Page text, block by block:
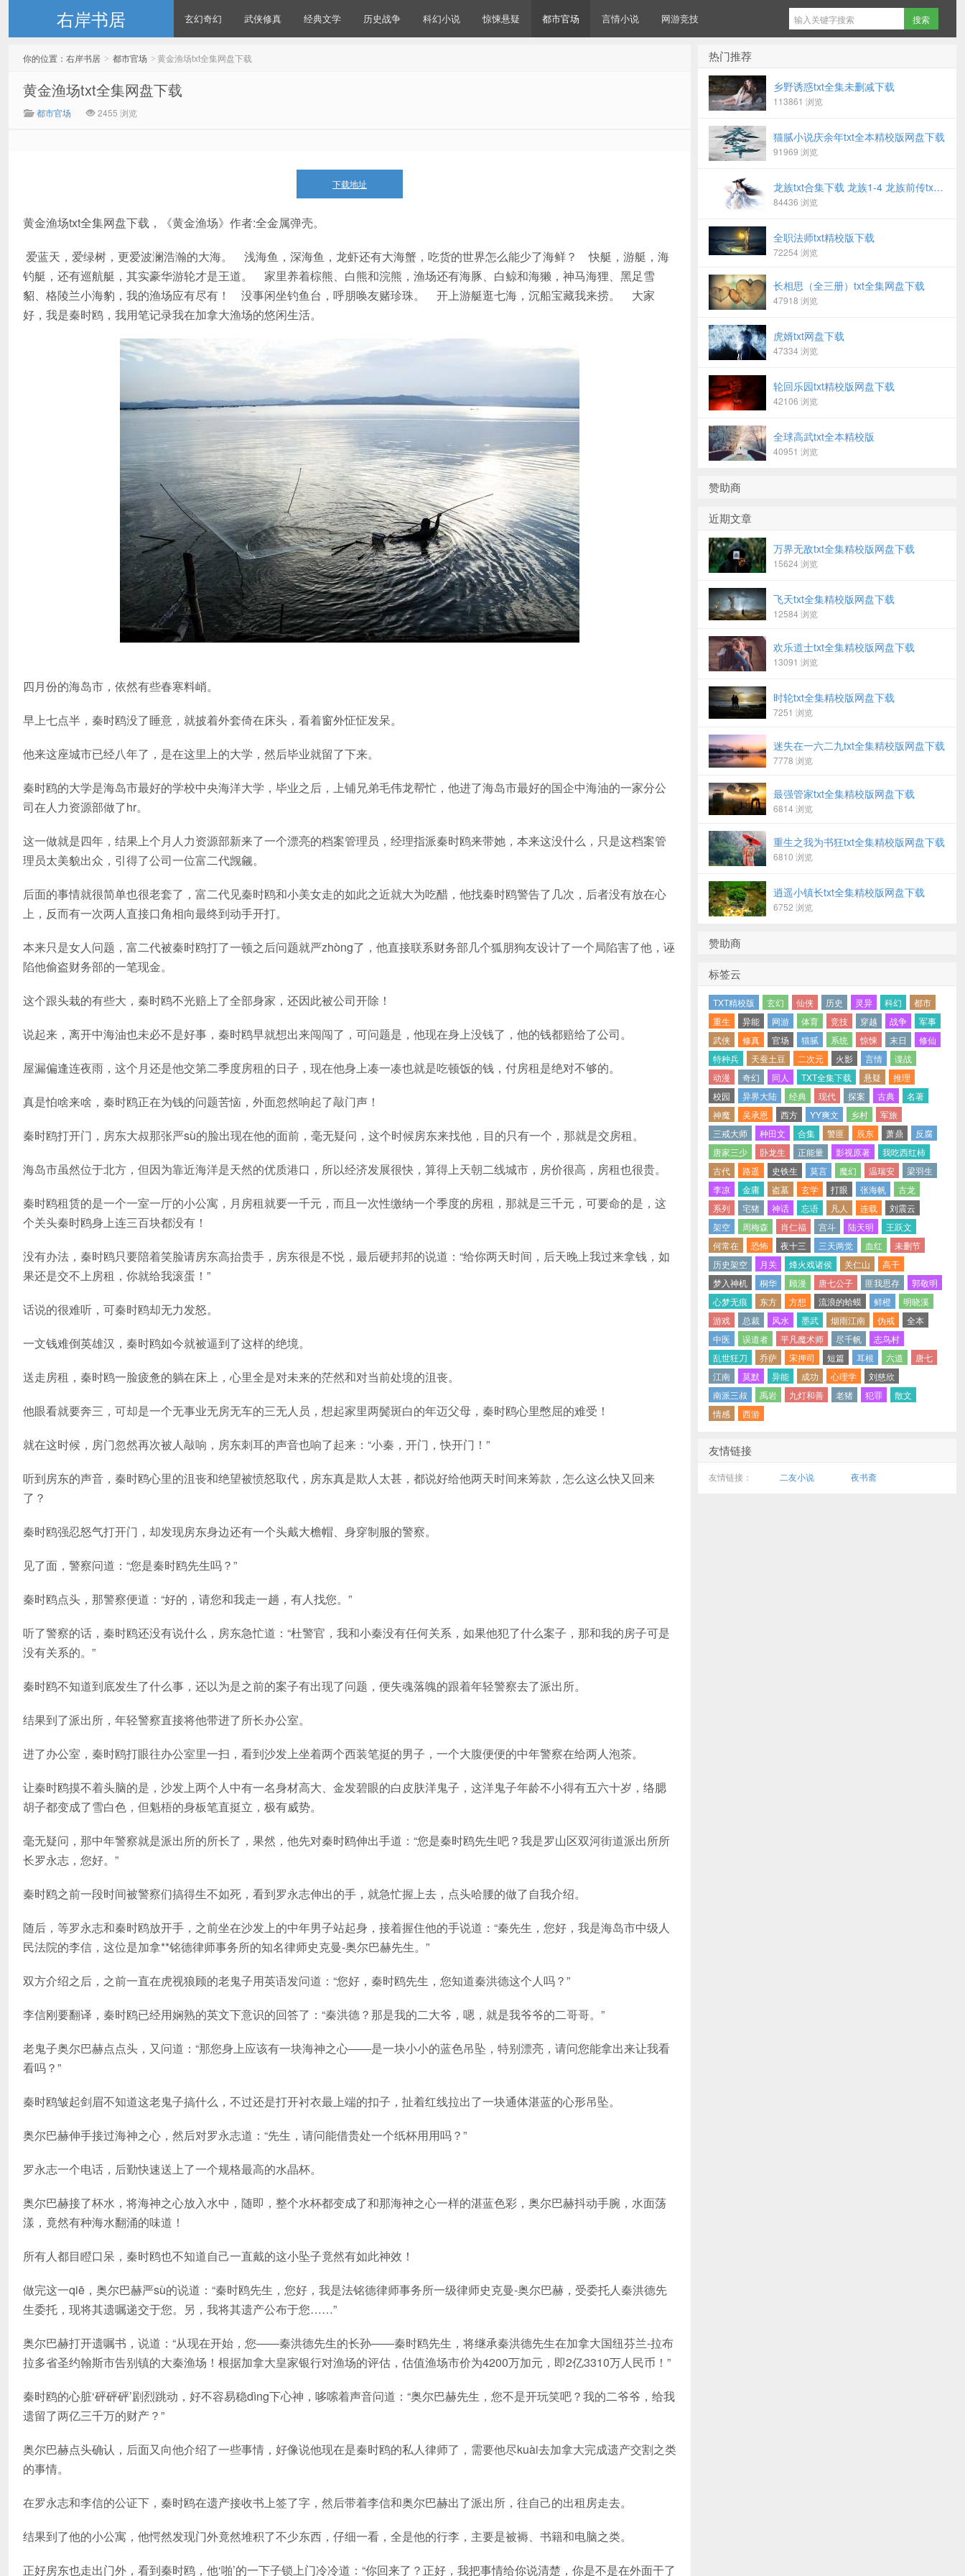
右岸书居 玄幻奇幻 武侠修真 经典文学 历史战争 科幻小说 惊悚悬疑 都市官场 言情小说 网游竞技
你的位置：右岸书居 > 都市官场 > 黄金渔场txt全集网盘下载
黄金渔场txt全集网盘下载
都市官场 2455 浏览
下载地址
黄金渔场txt全集网盘下载， 《黄金渔场》作者:全金属弹壳。
爱蓝天，爱绿树，更爱波澜浩瀚的大海。 浅海鱼，深海鱼，龙虾还有大海蟹，吃货的世界怎么能少了海鲜？ 快艇，游艇，海
钓艇，还有巡航艇，其实豪华游轮才是王道。 家里养着棕熊、白熊和浣熊，渔场还有海豚、白鲸和海獭，神马海狸、黑足雪
貂、格陵兰小海豹，我的渔场应有尽有！ 没事闲坐钓鱼台，呼朋唤友赌珍珠。 开上游艇逛七海，沉船宝藏我来捞。 大家
好，我是秦时鸥，我用笔记录我在加拿大渔场的悠闲生活。
四月份的海岛市，依然有些春寒料峭。
早上七点半，秦时鸥没了睡意，就披着外套倚在床头，看着窗外怔怔发呆。
他来这座城市已经八年了，是在这里上的大学，然后毕业就留了下来。
秦时鸥的大学是海岛市最好的学校中央海洋大学，毕业之后，上铺兄弟毛伟龙帮忙，他进了海岛市最好的国企中海油的一家分公
司在人力资源部做了hr。
这一做就是四年，结果上个月人力资源部新来了一个漂亮的档案管理员，经理指派秦时鸥来带她，本来这没什么，只是这档案管
理员太美貌出众，引得了公司一位富二代觊觎。
后面的事情就很简单也很老套了，富二代见秦时鸥和小美女走的如此之近就大为吃醋，他找秦时鸥警告了几次，后者没有放在心
上，反而有一次两人直接口角相向最终到动手开打。
本来只是女人问题，富二代被秦时鸥打了一顿之后问题就严zhòng了，他直接联系财务部几个狐朋狗友设计了一个局陷害了他，诬
陷他偷盗财务部的一笔现金。
这个跟头栽的有些大，秦时鸥不光赔上了全部身家，还因此被公司开除！
说起来，离开中海油也未必不是好事，秦时鸥早就想出来闯闯了，可问题是，他现在身上没钱了，他的钱都赔给了公司。
屋漏偏逢连夜雨，这个月还是他交第二季度房租的日子，现在他身上凑一凑也就是吃顿饭的钱，付房租是绝对不够的。
真是怕啥来啥，秦时鸥正在为钱的问题苦恼，外面忽然响起了敲门声！
秦时鸥打开门，房东大叔那张严sù的脸出现在他的面前，毫无疑问，这个时候房东来找他，目的只有一个，那就是交房租。
海岛市虽然位于北方，但因为靠近海洋是天然的优质港口，所以经济发展很快，算得上天朝二线城市，房价很高，房租也很贵。
秦时鸥租赁的是一个一室一厅的小公寓，月房租就要一千元，而且一次性缴纳一个季度的房租，那就是三千元，可要命的是，这
个关头秦时鸥身上连三百块都没有！
没有办法，秦时鸥只要陪着笑脸请房东高抬贵手，房东很是不悦，最后硬邦邦的说道：“给你两天时间，后天晚上我过来拿钱，如
果还是交不上房租，你就给我滚蛋！”
话说的很难听，可秦时鸥却无力发怒。
一文钱难倒英雄汉，秦时鸥如今就被逼到了这样的绝境。
送走房租，秦时鸥一脸疲惫的躺在床上，心里全是对未来的茫然和对当前处境的沮丧。
他眼看就要奔三，可却是一个无事业无房无车的三无人员，想起家里两鬓斑白的年迈父母，秦时鸥心里憋屈的难受！
就在这时候，房门忽然再次被人敲响，房东刺耳的声音也响了起来：“小秦，开门，快开门！”
听到房东的声音，秦时鸥心里的沮丧和绝望被愤怒取代，房东真是欺人太甚，都说好给他两天时间来筹款，怎么这么快又回来
了？
秦时鸥强忍怒气打开门，却发现房东身边还有一个头戴大檐帽、身穿制服的警察。
见了面，警察问道：“您是秦时鸥先生吗？”
秦时鸥点头，那警察便道：“好的，请您和我走一趟，有人找您。”
听了警察的话，秦时鸥还没有说什么，房东急忙道：“杜警官，我和小秦没有任何关系，如果他犯了什么案子，那和我的房子可是
没有关系的。”
秦时鸥不知道到底发生了什么事，还以为是之前的案子有出现了问题，便失魂落魄的跟着年轻警察去了派出所。
结果到了派出所，年轻警察直接将他带进了所长办公室。
进了办公室，秦时鸥打眼往办公室里一扫，看到沙发上坐着两个西装笔挺的男子，一个大腹便便的中年警察在给两人泡茶。
让秦时鸥摸不着头脑的是，沙发上两个人中有一名身材高大、金发碧眼的白皮肤洋鬼子，这洋鬼子年龄不小得有五六十岁，络腮
胡子都变成了雪白色，但魁梧的身板笔直挺立，极有威势。
毫无疑问，那中年警察就是派出所的所长了，果然，他先对秦时鸥伸出手道：“您是秦时鸥先生吧？我是罗山区双河街道派出所所
长罗永志，您好。”
秦时鸥之前一段时间被警察们搞得生不如死，看到罗永志伸出的手，就急忙握上去，点头哈腰的做了自我介绍。
随后，等罗永志和秦时鸥放开手，之前坐在沙发上的中年男子站起身，接着握住他的手说道：“秦先生，您好，我是海岛市中级人
民法院的李信，这位是加拿**铭德律师事务所的知名律师史克曼-奥尔巴赫先生。”
双方介绍之后，之前一直在虎视狼顾的老鬼子用英语发问道：“您好，秦时鸥先生，您知道秦洪德这个人吗？”
李信刚要翻译，秦时鸥已经用娴熟的英文下意识的回答了：“秦洪德？那是我的二大爷，嗯，就是我爷爷的二哥哥。”
老鬼子奥尔巴赫点点头，又问道：“那您身上应该有一块海神之心――是一块小小的蓝色吊坠，特别漂亮，请问您能拿出来让我看
看吗？”
秦时鸥皱起剑眉不知道这老鬼子搞什么，不过还是打开衬衣最上端的扣子，扯着红线拉出了一块通体湛蓝的心形吊坠。
奥尔巴赫伸手接过海神之心，然后对罗永志道：“先生，请问能借贵处一个纸杯用用吗？”
罗永志一个电话，后勤快速送上了一个规格最高的水晶杯。
奥尔巴赫接了杯水，将海神之心放入水中，随即，整个水杯都变成了和那海神之心一样的湛蓝色彩，奥尔巴赫抖动手腕，水面荡
漾，竟然有种海水翻涌的味道！
所有人都目瞪口呆，秦时鸥也不知道自己一直戴的这小坠子竟然有如此神效！
做完这一qiē，奥尔巴赫严sù的说道：“秦时鸥先生，您好，我是法铭德律师事务所一级律师史克曼-奥尔巴赫，受委托人秦洪德先
生委托，现将其遗嘱递交于您。另，我将其遗产公布于您……”
奥尔巴赫打开遗嘱书，说道：“从现在开始，您――秦洪德先生的长孙――秦时鸥先生，将继承秦洪德先生在加拿大国纽芬兰-拉布
拉多省圣约翰斯市告别镇的大秦渔场！根据加拿大皇家银行对渔场的评估，估值渔场市价为4200万加元，即2亿3310万人民币！”
秦时鸥的心脏‘砰砰砰’剧烈跳动，好不容易稳dìng下心神，哆嗦着声音问道：“奥尔巴赫先生，您不是开玩笑吧？我的二爷爷，给我
遗留了两亿三千万的财产？”
奥尔巴赫点头确认，后面又向他介绍了一些事情，好像说他现在是秦时鸥的私人律师了，需要他尽kuài去加拿大完成遗产交割之类
的事情。
在罗永志和李信的公证下，秦时鸥在遗产接收书上签了字，然后带着李信和奥尔巴赫出了派出所，往自己的出租房走去。
结果到了他的小公寓，他愕然发现门外竟然堆积了不少东西，仔细一看，全是他的行李，主要是被褥、书籍和电脑之类。
正好房东也走出门外，看到秦时鸥，他‘啪’的一下子锁上门冷冷道：“你回来了？正好，我把事情给你说清楚，你是不是在外面干了
热门推荐
乡野诱惑txt全集未删减下载
113861 浏览
猫腻小说庆余年txt全本精校版网盘下载
91969 浏览
龙族txt合集下载 龙族1-4 龙族前传txt电子书下载
84436 浏览
全职法师txt精校版下载
72254 浏览
长相思（全三册）txt全集网盘下载
47918 浏览
虎婿txt网盘下载
47334 浏览
轮回乐园txt精校版网盘下载
42106 浏览
全球高武txt全本精校版
40951 浏览
赞助商
近期文章
万界无敌txt全集精校版网盘下载
15624 浏览
飞天txt全集精校版网盘下载
12584 浏览
欢乐道士txt全集精校版网盘下载
13091 浏览
时轮txt全集精校版网盘下载
7251 浏览
迷失在一六二九txt全集精校版网盘下载
7778 浏览
最强管家txt全集精校版网盘下载
6814 浏览
重生之我为书狂txt全集精校版网盘下载
6810 浏览
逍遥小镇长txt全集精校版网盘下载
6752 浏览
赞助商
标签云
TXT精校版 玄幻 仙侠 历史 灵异 科幻
都市
重生
异能 网游 体育 竞技 穿越 战争
军事
武侠
修真 官场 猫腻 系统 惊悚 末日
修仙
特种兵
天蚕土豆 二次元 火影 言情
谍战
动漫
奇幻 同人 TXT全集下载 悬疑
推理
校园
异界大陆 经典 现代 探案 古典
名著
神魔
吴承恩 西方 YY爽文 乡村
军旅
三戒大师
种田文 合集 警匪 辰东 萧鼎
反腐
唐家三少
卧龙生 正能量 影视原著
我吃西红柿
古代
路遥 史铁生 莫言 魔幻 温瑞安
梁羽生
李凉
金庸 盗墓 玄学 打眼 张海帆
古龙
系列
宅猪 神话 忘语 凡人 连载
刘震云
架空
周梅森 肖仁福 宫斗 陆天明
王跃文
何常在
恐怖 夜十三 三天两觉 血红
未删节
历史架空
月关 烽火戏诸侯 关仁山
高干
梦入神机
桐华 顾漫 唐七公子 匪我思存
郭敬明
心梦无痕
东方 方想 流浪的蛤蟆 鲜橙
明晓溪
游戏
总裁 风水 墨武 烟雨江南 伪戒
全本
中医
误道者 平凡魔术师 尽千帆
志鸟村
乱世狂刀
乔萨 宋押司 短篇 耳根 六道
唐七
江南
莫默 异能 成功 心理学
刘慈欣
南派三叔
禹岩 九灯和善 老猪 犯罪
散文
情感
西游
友情链接
友情链接： 二友小说 夜书斋